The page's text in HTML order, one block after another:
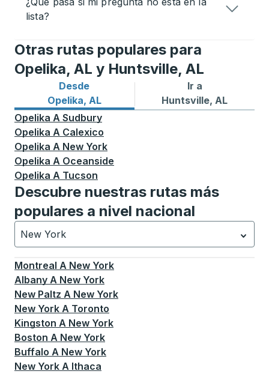
lista?
Otras rutas populares para
Opelika, AL y Huntsville, AL
Desde
Opelika, AL
Rutas de autobuses desde Opelika, AL
Ir a
Huntsville, AL
Rutas de autobuses a
Opelika A Sudbury
Opelika A Calexico
Opelika A New York
Opelika A Oceanside
Opelika A Tucson
Descubre nuestras rutas más
populares a nivel nacional
New York
Currently selected: New York.La selección está
Montreal A New York
Albany A New York
New Paltz A New York
New York A Toronto
Kingston A New York
Boston A New York
Buffalo A New York
New York A Ithaca